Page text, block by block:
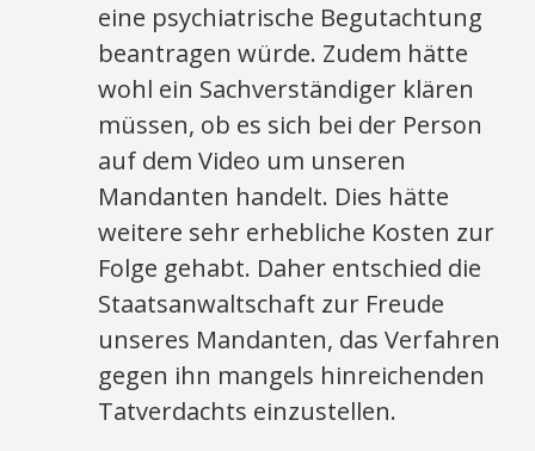
eine psychiatrische Begutachtung
beantragen würde. Zudem hätte
wohl ein Sachverständiger klären
müssen, ob es sich bei der Person
auf dem Video um unseren
Mandanten handelt. Dies hätte
weitere sehr erhebliche Kosten zur
Folge gehabt. Daher entschied die
Staatsanwaltschaft zur Freude
unseres Mandanten, das Verfahren
gegen ihn mangels hinreichenden
Tatverdachts einzustellen.